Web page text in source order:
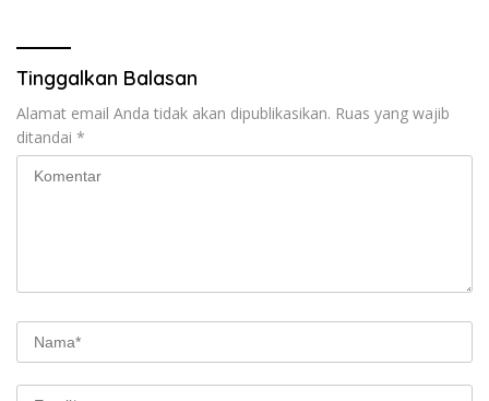
Tinggalkan Balasan
Alamat email Anda tidak akan dipublikasikan. Ruas yang wajib
ditandai *